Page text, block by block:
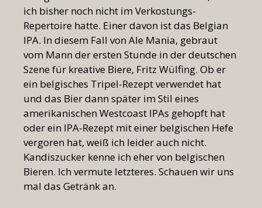
ich bisher noch nicht im Verkostungs-
Repertoire hatte. Einer davon ist das Belgian
IPA. In diesem Fall von Ale Mania, gebraut
vom Mann der ersten Stunde in der deutschen
Szene für kreative Biere, Fritz Wülfing. Ob er
ein belgisches Tripel-Rezept verwendet hat
und das Bier dann später im Stil eines
amerikanischen Westcoast IPAs gehopft hat
oder ein IPA-Rezept mit einer belgischen Hefe
vergoren hat, weiß ich leider auch nicht.
Kandiszucker kenne ich eher von belgischen
Bieren. Ich vermute letzteres. Schauen wir uns
mal das Getränk an.